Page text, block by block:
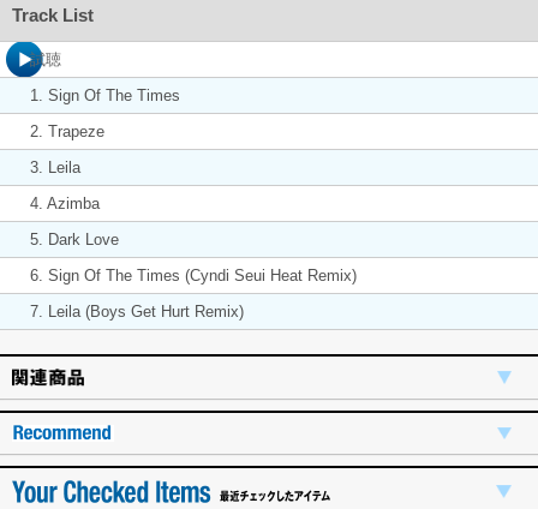
Track List
試聴
1. Sign Of The Times
2. Trapeze
3. Leila
4. Azimba
5. Dark Love
6. Sign Of The Times (Cyndi Seui Heat Remix)
7. Leila (Boys Get Hurt Remix)